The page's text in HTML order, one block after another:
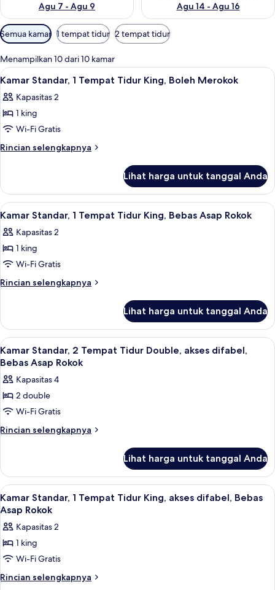
Agu 7 - Agu 9
Agu 14 - Agu 16
Filter
tersedia
untuk
kamar
Semua kamar 1 tempat tidur 2 tempat tidur
Menampilkan 10 dari 10 kamar
Lihat
semua
foto
untuk
Kamar
Standar,
Tidur
King,
Boleh
Merokok
12
Kamar Standar, 1 Tempat Tidur King, Boleh Merokok
Kapasitas 2
1 king
Wi-Fi Gratis
Rincian selengkapnya
Rincian
Kamar
Standar,
1
Tidur
King,
Merokok
Lihat harga untuk tanggal Anda
Lihat
semua
foto
untuk
Kamar
Standar,
Tidur
King,
Bebas
Asap
Rokok
10
Kamar Standar, 1 Tempat Tidur King, Bebas Asap Rokok
Kapasitas 2
1 king
Wi-Fi Gratis
Rincian selengkapnya
Rincian
Kamar
Standar,
1
Tempat
King,
Bebas
Rokok
Lihat harga untuk tanggal Anda
Lihat
semua
foto
untuk
Kamar
Standar,
2
Double,
akses
difabel,
Bebas
Asap
Rokok
13
Kamar Standar, 2 Tempat Tidur Double, akses difabel,
Bebas Asap Rokok
Kapasitas 4
2 double
Wi-Fi Gratis
Rincian selengkapnya
Rincian
Kamar
Standar,
2
Tempat
Tidur
Double,
akses
Bebas
Asap
Rokok
Lihat harga untuk tanggal Anda
Lihat
semua
foto
untuk
Kamar
Standar,
1
12
Kamar Standar, 1 Tempat Tidur King, akses difabel, Bebas
Asap Rokok
Kapasitas 2
1 king
Wi-Fi Gratis
Rincian selengkapnya
Rincian